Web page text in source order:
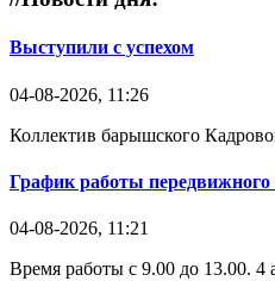
Выступили с успехом
04-08-2026, 11:26
Коллектив барышского
График работы передвижного
04-08-2026, 11:21
Время работы с 9.00 до 13.00.